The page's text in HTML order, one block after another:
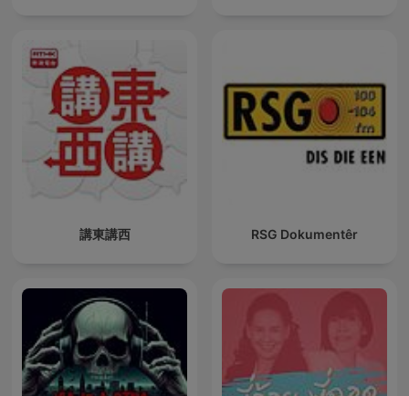
講東講西 RSG Dokumentêr